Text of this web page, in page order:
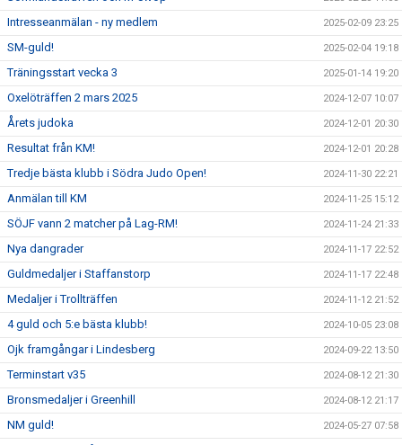
Intresseanmälan - ny medlem 2025-02-09 23:25
SM-guld! 2025-02-04 19:18
Träningsstart vecka 3 2025-01-14 19:20
Oxelöträffen 2 mars 2025 2024-12-07 10:07
Årets judoka 2024-12-01 20:30
Resultat från KM! 2024-12-01 20:28
Tredje bästa klubb i Södra Judo Open! 2024-11-30 22:21
Anmälan till KM 2024-11-25 15:12
SÖJF vann 2 matcher på Lag-RM! 2024-11-24 21:33
Nya dangrader 2024-11-17 22:52
Guldmedaljer i Staffanstorp 2024-11-17 22:48
Medaljer i Trollträffen 2024-11-12 21:52
4 guld och 5:e bästa klubb! 2024-10-05 23:08
Ojk framgångar i Lindesberg 2024-09-22 13:50
Terminstart v35 2024-08-12 21:30
Bronsmedaljer i Greenhill 2024-08-12 21:17
NM guld! 2024-05-27 07:58